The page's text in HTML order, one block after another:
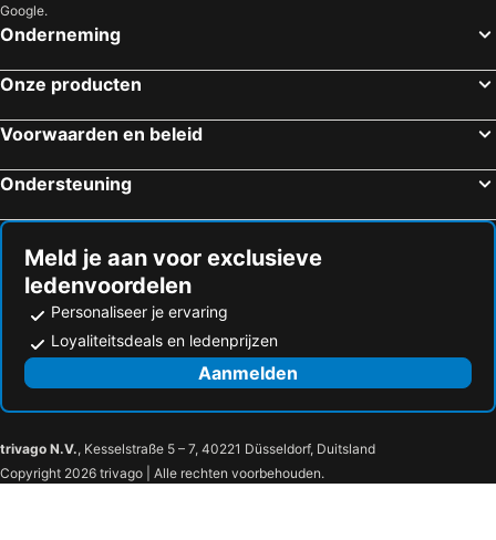
Google.
Onderneming
Onze producten
Voorwaarden en beleid
Ondersteuning
Meld je aan voor exclusieve
ledenvoordelen
Personaliseer je ervaring
Loyaliteitsdeals en ledenprijzen
Aanmelden
trivago N.V., Kesselstraße 5 – 7, 40221 Düsseldorf, Duitsland
Copyright 2026 trivago | Alle rechten voorbehouden.